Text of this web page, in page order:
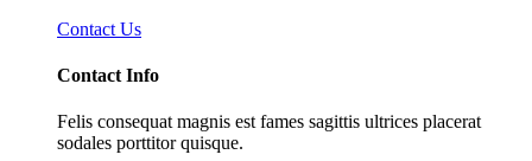
Contact Us
Contact Info
Felis consequat magnis est fames sagittis ultrices placerat
sodales porttitor quisque.